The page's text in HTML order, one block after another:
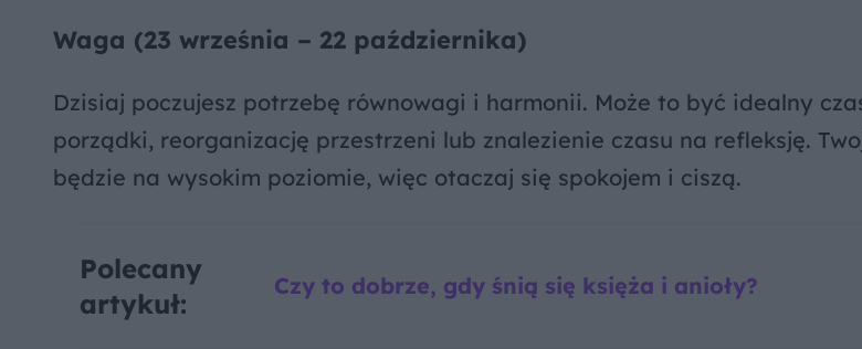
Waga (23 września – 22 października)
Dzisiaj poczujesz potrzebę równowagi i harmonii. Może to być idealny
porządki, reorganizację przestrzeni lub znalezienie czasu na refleksję.
będzie na wysokim poziomie, więc otaczaj się spokojem i ciszą.
Polecany
artykuł:
Czy to dobrze, gdy śnią się księża i anioły?